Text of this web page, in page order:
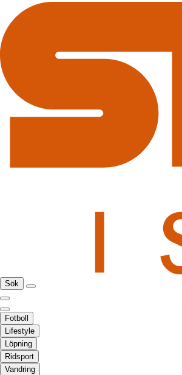
Sök
Fotboll
Lifestyle
Löpning
Ridsport
Vandring